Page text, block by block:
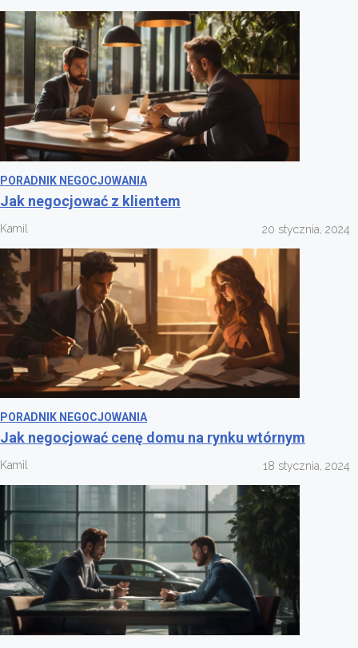
PORADNIK NEGOCJOWANIA
Jak negocjować z klientem
Kamil 20 stycznia, 2024
PORADNIK NEGOCJOWANIA
Jak negocjować cenę domu na rynku wtórnym
Kamil 18 stycznia, 2024